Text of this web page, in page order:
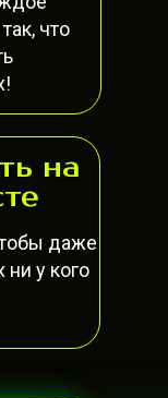
что
даже
у кого
на